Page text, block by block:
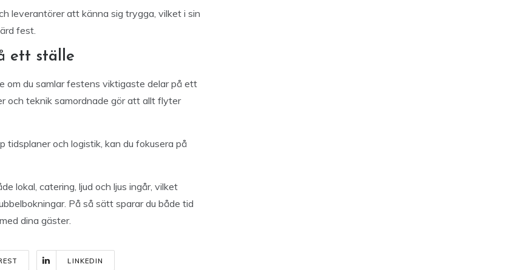
leverantörer att känna sig trygga, vilket i sin
fest.
ett ställe
om du samlar festens viktigaste delar på ett
och teknik samordnade gör att allt flyter
och logistik, kan du fokusera på
lokal, catering, ljud och ljus ingår, vilket
På så sätt sparar du både tid
dina gäster.
LINKEDIN